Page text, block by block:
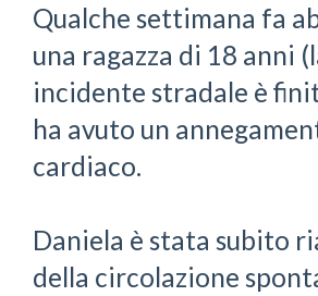
Qualche settimana fa
una ragazza di 18 anni
incidente stradale è
ha avuto un
cardiaco.
Daniela è stata subito
della circolazione